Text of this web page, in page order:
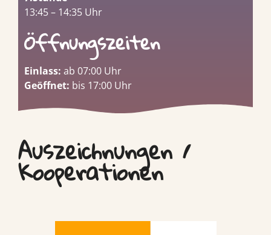
13:45 – 14:35 Uhr
Öffnungszeiten
Einlass: ab 07:00 Uhr
Geöffnet: bis 17:00 Uhr
Auszeichnungen /
Kooperationen